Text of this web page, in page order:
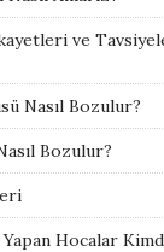
ve
Nasıl Bozulur?
Bozulur?
Yapan Hocalar